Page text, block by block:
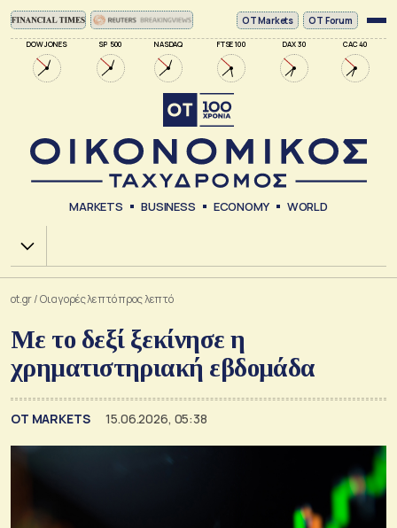
DOW JONES SP 500 NASDAQ FTSE 100 DAX 30 CAC 40
ΟΤ Markets OT Forum
MARKETS BUSINESS ECONOMY WORLD
Χ.Α.
ot.gr/Οι αγορές λεπτό προς λεπτό
Με το δεξί ξεκίνησε η
χρηματιστηριακή εβδομάδα
ΟΤ MARKETS 15.06.2026, 05:38